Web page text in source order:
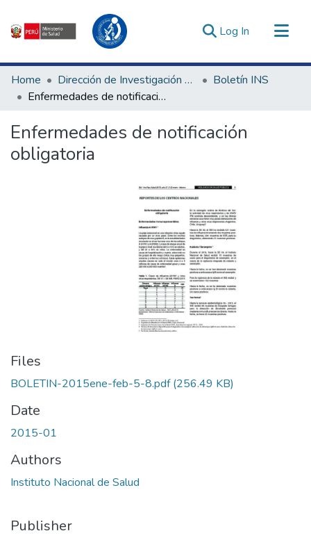
Log In (current)
Communities & Collections
All of DSpace
Estadísticas Externas
Enlaces de interés ▾
Home Dirección de Investigación e Innovación en Salud
Boletín INS
Enfermedades de notificación obligatoria
Enfermedades de notificación
obligatoria
Files
BOLETIN-2015ene-feb-5-8.pdf(256.49 KB)
Date
2015-01
Authors
Instituto Nacional de Salud
Publisher